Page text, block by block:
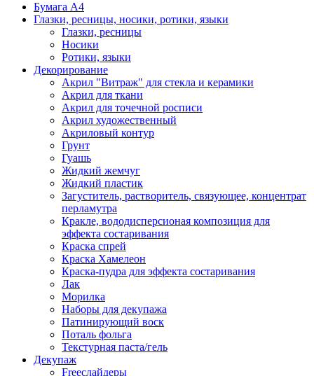
Бумага А4
Глазки, ресницы, носики, ротики, языки
Глазки, ресницы
Носики
Ротики, языки
Декорирование
Акрил "Витраж" для стекла и керамики
Акрил для ткани
Акрил для точечной росписи
Акрил художественный
Акриловый контур
Грунт
Гуашь
Жидкий жемчуг
Жидкий пластик
Загуститель, растворитель, связующее, концентрат
перламутра
Кракле, вододисперсионая композиция для
эффекта состаривания
Краска спрей
Краска Хамелеон
Краска-пудра для эффекта состаривания
Лак
Морилка
Наборы для декупажа
Патинирующий воск
Поталь фольга
Текстурная паста/гель
Декупаж
Freeслайдеры